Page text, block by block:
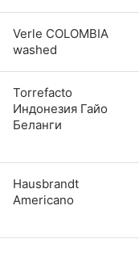
Verle COLOMBIA
washed
Torrefacto
Индонезия Гайо
Беланги
Hausbrandt
Americano